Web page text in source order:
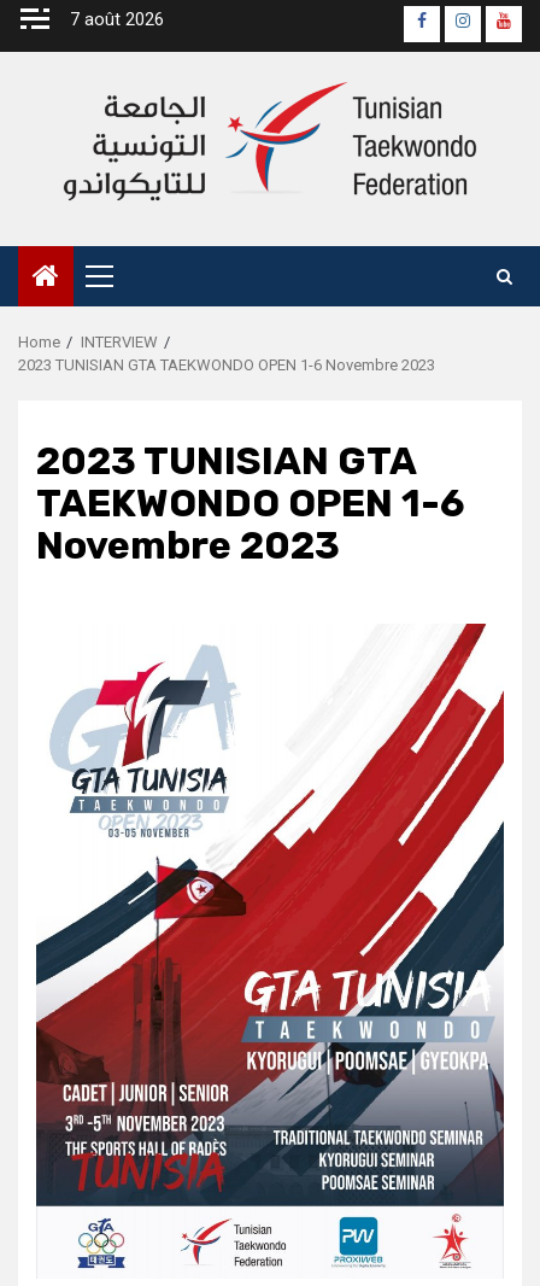
Skip
7 août 2026
Page
Officielle
Instagram
Primary
Menu
Home
INTERVIEW
2023 TUNISIAN GTA TAEKWONDO OPEN 1-6 Novembre 2023
2023 TUNISIAN GTA
TAEKWONDO OPEN 1-6
Novembre 2023